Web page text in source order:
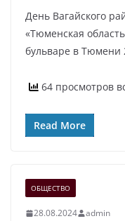
День Вагайского
«Тюменская
бульваре в Тюмени
64 просмотров
Read More
ОБЩЕСТВО
28.08.2024 admin